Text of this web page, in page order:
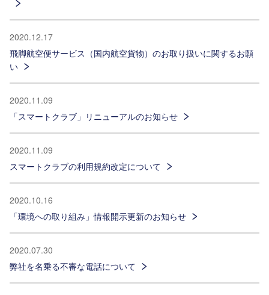
2020.12.17
飛脚航空便サービス（国内航空貨物）のお取り扱いに関するお願
い
2020.11.09
「スマートクラブ」リニューアルのお知らせ
2020.11.09
スマートクラブの利用規約改定について
2020.10.16
「環境への取り組み」情報開示更新のお知らせ
2020.07.30
弊社を名乗る不審な電話について